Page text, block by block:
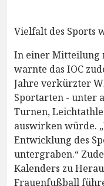
Vielfalt des Sports
In einer Mitteilung
warnte das IOC
Jahre verkürzter
Sportarten - unter
Turnen,
auswirken würde.
Entwicklung des
untergraben.“
Kalenders zu
Frauenfußball